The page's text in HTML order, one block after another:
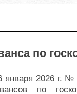
по
2026 г. №
по